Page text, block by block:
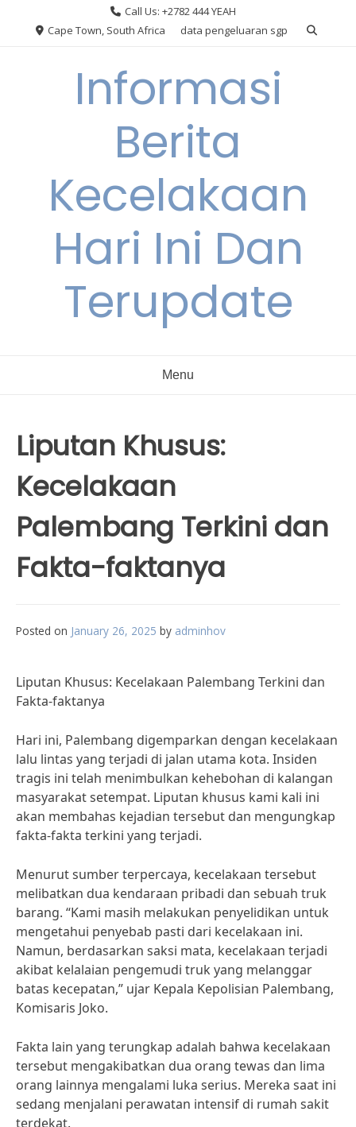
Call Us: +2782 444 YEAH
Cape Town, South Africa
data pengeluaran sgp
Informasi
Berita
Kecelakaan
Hari Ini Dan
Terupdate
Menu
Liputan Khusus:
Kecelakaan
Palembang Terkini dan
Fakta-faktanya
Posted on January 26, 2025 by adminhov
Liputan Khusus: Kecelakaan Palembang Terkini dan
Fakta-faktanya
Hari ini, Palembang digemparkan dengan kecelakaan
lalu lintas yang terjadi di jalan utama kota. Insiden
tragis ini telah menimbulkan kehebohan di kalangan
masyarakat setempat. Liputan khusus kami kali ini
akan membahas kejadian tersebut dan mengungkap
fakta-fakta terkini yang terjadi.
Menurut sumber terpercaya, kecelakaan tersebut
melibatkan dua kendaraan pribadi dan sebuah truk
barang. “Kami masih melakukan penyelidikan untuk
mengetahui penyebab pasti dari kecelakaan ini.
Namun, berdasarkan saksi mata, kecelakaan terjadi
akibat kelalaian pengemudi truk yang melanggar
batas kecepatan,” ujar Kepala Kepolisian Palembang,
Komisaris Joko.
Fakta lain yang terungkap adalah bahwa kecelakaan
tersebut mengakibatkan dua orang tewas dan lima
orang lainnya mengalami luka serius. Mereka saat ini
sedang menjalani perawatan intensif di rumah sakit
terdekat.